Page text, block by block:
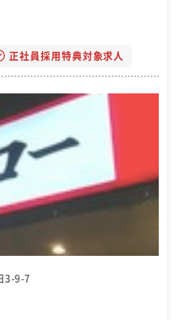
正社員採用特典対象求人
3-9-7